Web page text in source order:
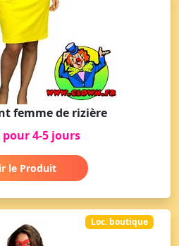
femme de rizière
pour 4-5 jours
le Produit
Loc. boutique